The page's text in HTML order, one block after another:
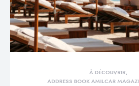
À DÉCOUVRIR
ADDRESS BOOK AMILCAR